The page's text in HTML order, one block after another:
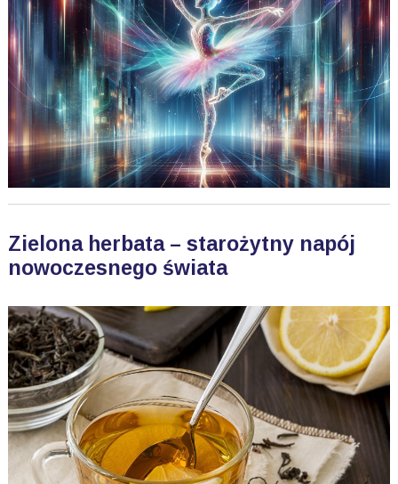
Zielona herbata – starożytny napój
nowoczesnego świata